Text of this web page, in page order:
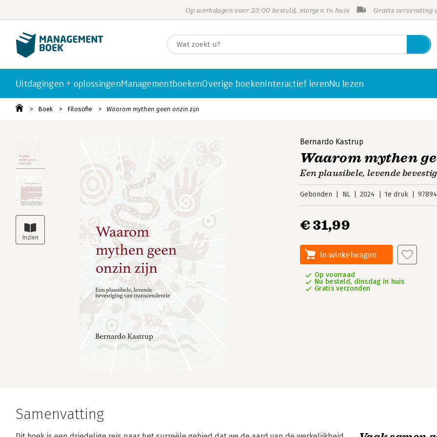
Op werkdagen voor 23:00 besteld, morgen in huis Gratis verzending
Uitdagingen + oplossingenManagementboekenOverige boekenInteractief lerenNu lezen
Boek Filosofie Waarom mythen geen onzin zijn
Bernardo Kastrup
Waarom mythen
Een plausibele, levende
Gebonden NL 2024 1e druk
€ 31,99
In winkelwagen
Op voorraad
Nu besteld, dinsdag in huis
Gratis verzonden
Samenvatting